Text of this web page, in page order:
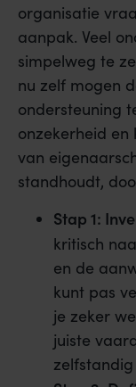
organisatie
aanpak. Veel
simpelweg te
nu zelf mogen
ondersteuning
onzekerheid
van
standhoudt,
Stap 1:
kritisch
en de
kunt pas
je zeker
juiste